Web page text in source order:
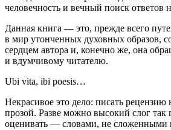
человечность и вечный поиск ответов
Данная книга — это, прежде всего
в мир утонченных духовных образов,
сердцем автора и, конечно же, она
и вдумчивому читателю.
Ubi vita, ibi poesis…
Некрасивое это дело: писать
прозой. Разве можно высокий слог так
оценивать — словами, не сложенными